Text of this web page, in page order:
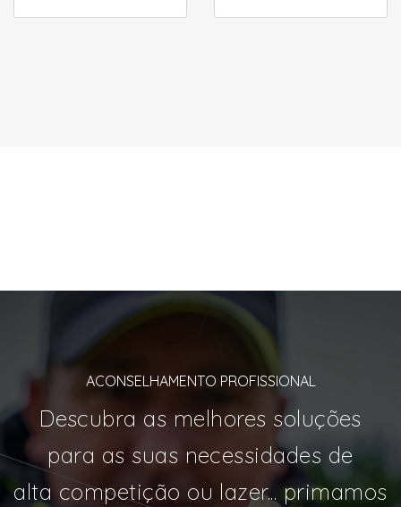
ACONSELHAMENTO PROFISSIONAL
Descubra as melhores soluções
para as suas necessidades de
alta competição ou lazer... primamos